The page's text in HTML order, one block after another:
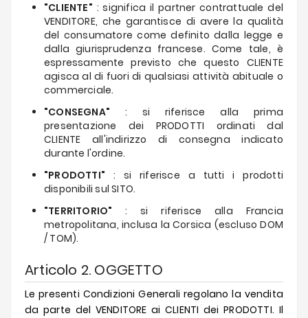
"CLIENTE" : significa il partner contrattuale del
VENDITORE, che garantisce di avere la qualità
del consumatore come definito dalla legge e
dalla giurisprudenza francese. Come tale, è
espressamente previsto che questo CLIENTE
agisca al di fuori di qualsiasi attività abituale o
commerciale.
"CONSEGNA" : si riferisce alla prima
presentazione dei PRODOTTI ordinati dal
CLIENTE all'indirizzo di consegna indicato
durante l'ordine.
"PRODOTTI" : si riferisce a tutti i prodotti
disponibili sul SITO.
"TERRITORIO" : si riferisce alla Francia
metropolitana, inclusa la Corsica (escluso DOM
/ TOM).
Articolo 2. OGGETTO
Le presenti Condizioni Generali regolano la vendita
da parte del VENDITORE ai CLIENTI dei PRODOTTI. Il